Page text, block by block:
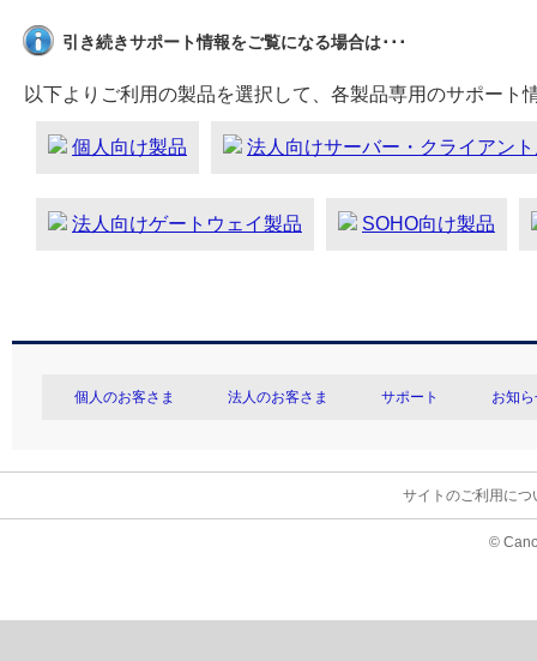
引き続きサポート情報をご覧になる場合は･･･
以下よりご利用の製品を選択して、各製品専用のサポート
個人向け製品 法人向けサーバー・クライアン
法人向けゲートウェイ製品 SOHO向け製品
個人のお客さま 法人のお客さま サポート お知
サイトのご利用につ
©